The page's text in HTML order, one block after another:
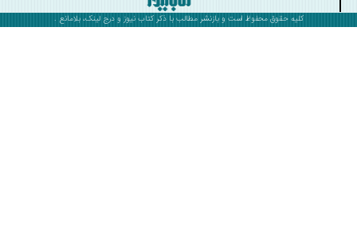
کلیه حقوق محفوظ است و بازنشر مطالب با ذکرکتاب نیوزو درج لینک، بلامانع .